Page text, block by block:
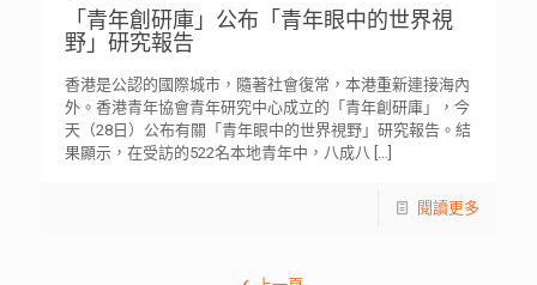
「青年創研庫」公布「青年眼中的世界視
野」研究報告
香港是公認的國際城市，隨著社會復常，本港重新連接海內
外。香港青年協會青年研究中心成立的「青年創研庫」，今
天（28日）公布有關「青年眼中的世界視野」研究報告。結
果顯示，在受訪的522名本地青年中，八成八 […]
閱讀更多